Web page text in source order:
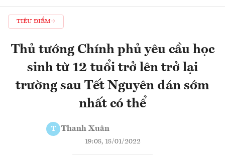
TIÊU ĐIỂM
Thủ tướng Chính phủ yêu cầu học
sinh từ 12 tuổi trở lên trở lại
trường sau Tết Nguyên đán sớm
nhất có thể
T Thanh Xuân
19:08, 18/01/2022